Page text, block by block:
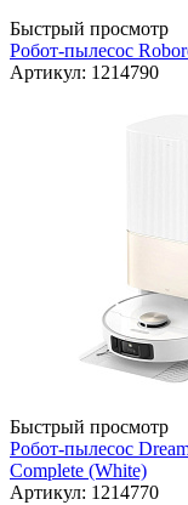
Быстрый просмотр
Робот-пылесос
Артикул: 1214790
Быстрый просмотр
Робот-пылесос
Complete (White)
Артикул: 1214770